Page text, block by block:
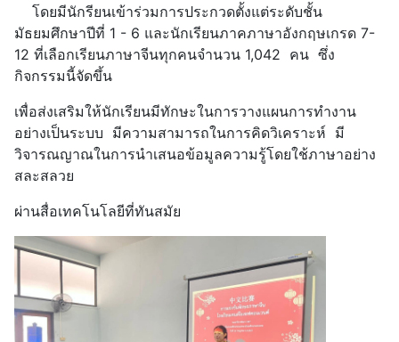
โดยมีนักรียนเข้าร่วมการประกวดตั้งแต่ระดับชั้น
มัธยมศึกษาปีที่ 1 - 6 และนักเรียนภาคภาษาอังกฤษเกรด 7-
12 ที่เลือกเรียนภาษาจีนทุกคนจำนวน 1,042 คน ซึ่ง
กิจกรรมนี้จัดขึ้น
เพื่อส่งเสริมให้นักเรียนมีทักษะในการวางแผนการทำงาน
อย่างเป็นระบบ มีความสามารถในการคิดวิเคราะห์ มี
วิจารณญาณในการนำเสนอข้อมูลความรู้โดยใช้ภาษาอย่าง
สละสลวย
ผ่านสื่อเทคโนโลยีที่ทันสมัย